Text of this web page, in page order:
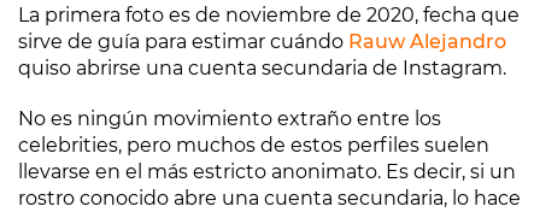
La primera foto es de noviembre de 2020, fecha que
sirve de guía para estimar cuándo Rauw Alejandro
quiso abrirse una cuenta secundaria de Instagram.
No es ningún movimiento extraño entre los
celebrities, pero muchos de estos perfiles suelen
llevarse en el más estricto anonimato. Es decir, si un
rostro conocido abre una cuenta secundaria, lo hace